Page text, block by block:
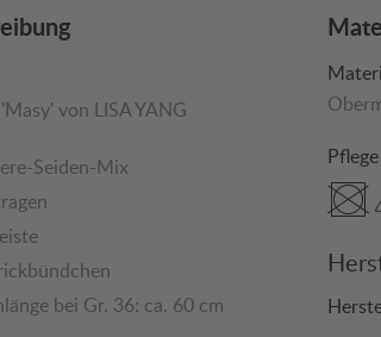
von LISA YANG
Seiden-Mix
bei Gr. 36: ca. 60 cm
Pflege